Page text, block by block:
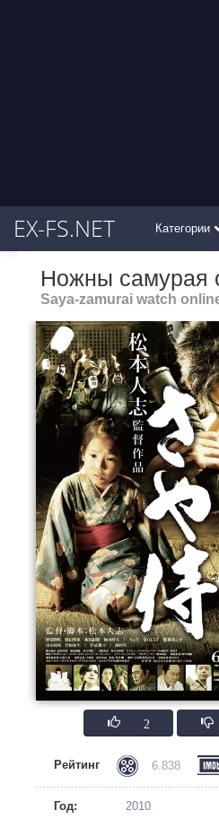
EX-FS.NET Категории
Ножны самурая
Saya-zamurai watch
2
Рейтинг 6.838
Год:
2010